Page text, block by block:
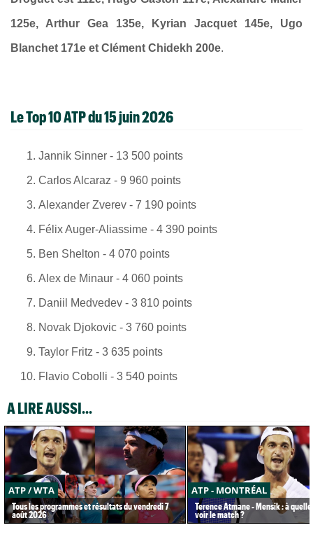
125e, Arthur Gea 135e, Kyrian Jacquet 145e, Ugo
Blanchet 171e et Clément Chidekh 200e.
Le Top 10 ATP du 15 juin 2026
Jannik Sinner - 13 500 points
Carlos Alcaraz - 9 960 points
Alexander Zverev - 7 190 points
Félix Auger-Aliassime - 4 390 points
Ben Shelton - 4 070 points
Alex de Minaur - 4 060 points
Daniil Medvedev - 3 810 points
Novak Djokovic - 3 760 points
Taylor Fritz - 3 635 points
Flavio Cobolli - 3 540 points
A LIRE AUSSI...
ATP / WTA
Tous les programmes et résultats du vendredi 7
août 2026
ATP - MONTRÉAL
Terence Atmane - Mensik : à
voir le match ?